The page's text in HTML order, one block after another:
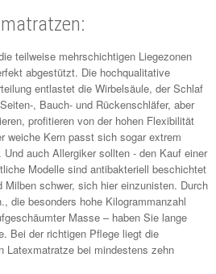
teilweise mehrschichtigen Liegezonen
abgestützt. Die hochqualitative
entlastet die Wirbelsäule, der Schlaf
, Bauch- und Rückenschläfer, aber
profitieren von der hohen Flexibilität
weiche Kern passt sich sogar extrem
auch Allergiker sollten - den Kauf einer
Modelle sind antibakteriell beschichtet
schwer, sich hier einzunisten. Durch
die besonders hohe Kilogrammanzahl
Masse – haben Sie lange
Bei der richtigen Pflege liegt die
Latexmatratze bei mindestens zehn